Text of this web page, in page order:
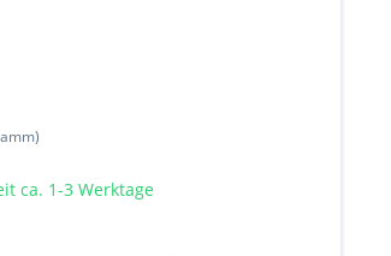
ca. 1-3 Werktage